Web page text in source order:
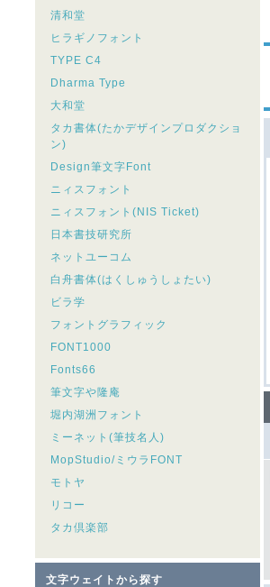
清和堂
ヒラギノフォント
TYPE C4
Dharma Type
大和堂
タカ書体(たかデザインプロダクショ
ン)
Design筆文字Font
ニィスフォント
ニィスフォント(NIS Ticket)
日本書技研究所
ネットユーコム
白舟書体(はくしゅうしょたい)
ビラ学
フォントグラフィック
FONT1000
Fonts66
筆文字や隆庵
堀内湖洲フォント
ミーネット(筆技名人)
MopStudio/ミウラFONT
モトヤ
リコー
タカ倶楽部
文字ウェイトから探す